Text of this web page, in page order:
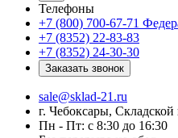
Телефоны
+7 (800) 700-67-71
+7 (8352) 22-83-83
+7 (8352) 24-30-30
Заказать звонок
sale@sklad-21.ru
г. Чебоксары, Складской
Пн - Пт: с 8:30 до 16:30